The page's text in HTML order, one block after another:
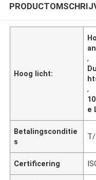
Hoog licht:
,
,
e
Betalingsconditie
s
Certificering